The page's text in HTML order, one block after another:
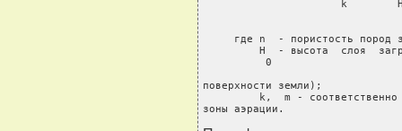
k
где n  - пористость пород
H  - высота  слоя
          0
поверхности земли);
k,  m -
зоны аэрации.